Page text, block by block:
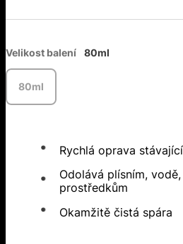
Velikost balení 80ml
80ml
Rychlá oprava
Odolává plísním,
prostředkům
Okamžitě čistá spára